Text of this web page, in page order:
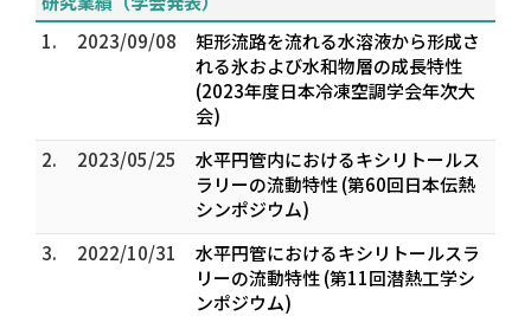
1.
2023/09/08
矩形流路を流れる水溶液から形成さ
れる氷および水和物層の成長特性
(2023年度日本冷凍空調学会年次大
会)
2.
2023/05/25
水平円管内におけるキシリトールス
ラリーの流動特性 (第60回日本伝熱
シンポジウム)
3.
2022/10/31
水平円管におけるキシリトールスラ
リーの流動特性 (第11回潜熱工学シ
ンポジウム)